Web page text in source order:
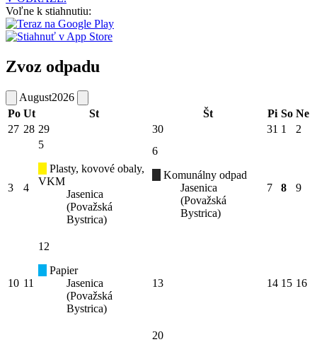
Voľne k stiahnutiu:
Zvoz odpadu
August2026
Po Ut St Št Pi So Ne
27 28 29 30 31 1 2
3 4
5
Plasty, kovové obaly,
VKM
Jasenica
(Považská
Bystrica)
6
Komunálny odpad
Jasenica
(Považská
Bystrica)
7 8 9
10 11
12
Papier
Jasenica
(Považská
Bystrica)
13 14 15 16
20